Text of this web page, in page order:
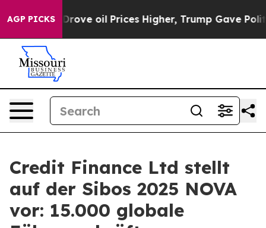
AGP PICKS
Iran Drove oil Prices Higher, Trump Gave
Credit Finance Ltd stellt
auf der Sibos 2025 NOVA
vor: 15.000 globale